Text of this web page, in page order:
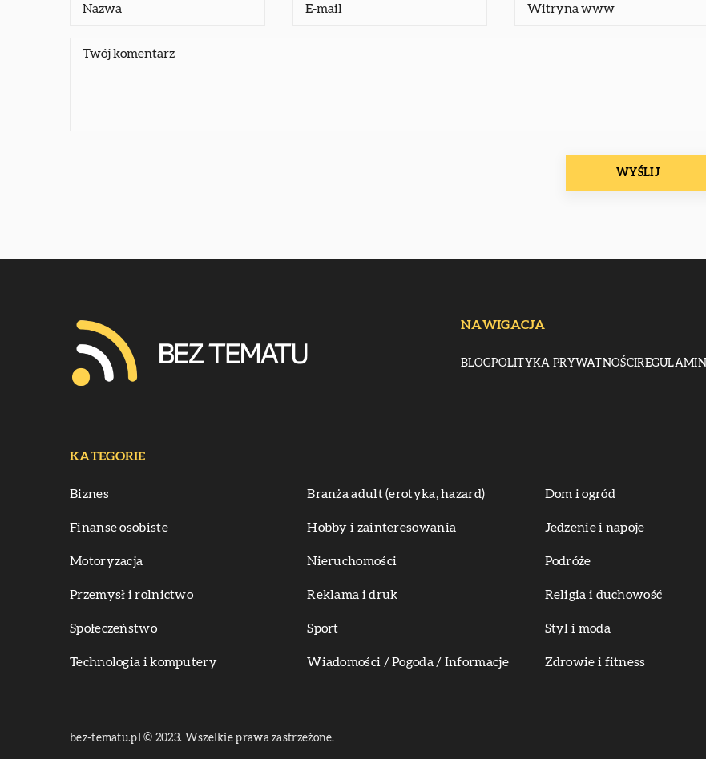
NAWIGACJA
BLOGPOLITYKA PRYWATNOŚCIREGULAMIN
KATEGORIE
Biznes Branża adult (erotyka, hazard) Dom i ogród
Finanse osobiste Hobby i zainteresowania Jedzenie i napoje
Motoryzacja Nieruchomości Podróże
Przemysł i rolnictwo Reklama i druk Religia i duchowość
Społeczeństwo Sport Styl i moda
Technologia i komputery Wiadomości / Pogoda / Informacje Zdrowie i fitness
bez-tematu.pl © 2023. Wszelkie prawa zastrzeżone.